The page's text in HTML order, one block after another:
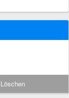
Löschen